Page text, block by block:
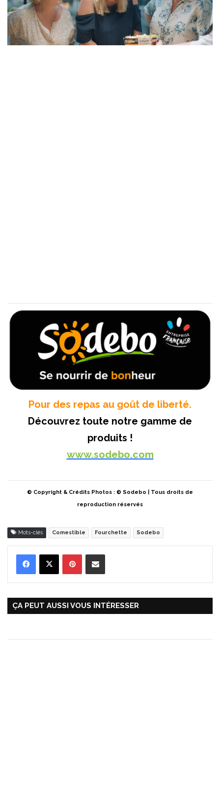
Pour des repas au goût de liberté.
Découvrez toute notre gamme de
produits !
www.sodebo.com
© Copyright & Crédits Photos : © Sodebo | Tous droits de
reproduction réservés
Mots-clés Comestible Fourchette Sodebo
ÇA PEUT AUSSI VOUS INTÉRESSER